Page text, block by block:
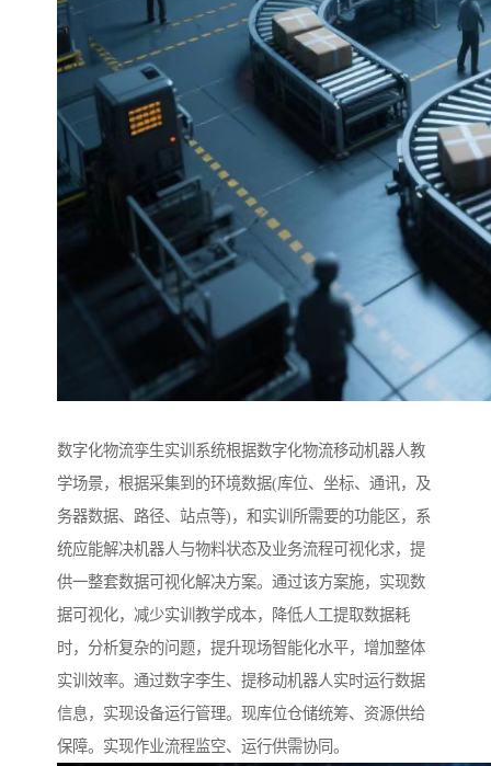
数字化物流孪生实训系统根据数字化物流移动机器人教
学场景，根据采集到的环境数据(库位、坐标、通讯，及
务器数据、路径、站点等)，和实训所需要的功能区，系
统应能解决机器人与物料状态及业务流程可视化求，提
供一整套数据可视化解决方案。通过该方案施，实现数
据可视化，减少实训教学成本，降低人工提取数据耗
时，分析复杂的问题，提升现场智能化水平，增加整体
实训效率。通过数字李生、提移动机器人实时运行数据
信息，实现设备运行管理。现库位仓储统筹、资源供给
保障。实现作业流程监空、运行供需协同。